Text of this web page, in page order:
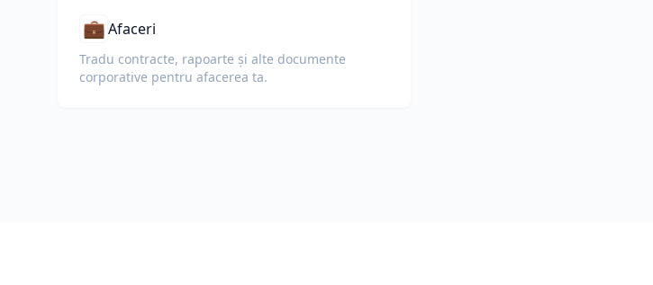
💼Afaceri
Tradu contracte, rapoarte și alte documente
corporative pentru afacerea ta.